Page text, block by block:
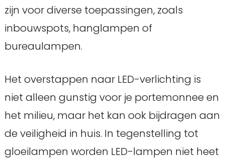
zijn voor diverse toepassingen, zoals
inbouwspots, hanglampen of
bureaulampen.
Het overstappen naar LED-verlichting is
niet alleen gunstig voor je portemonnee en
het milieu, maar het kan ook bijdragen aan
de veiligheid in huis. In tegenstelling tot
gloeilampen worden LED-lampen niet heet